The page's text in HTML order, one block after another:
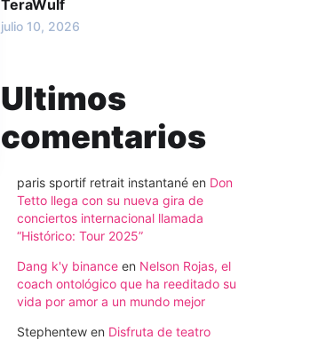
TeraWulf
julio 10, 2026
Ultimos
comentarios
paris sportif retrait instantané en Don
Tetto llega con su nueva gira de
conciertos internacional llamada
“Histórico: Tour 2025”
Dang k'y binance en Nelson Rojas, el
coach ontológico que ha reeditado su
vida por amor a un mundo mejor
Stephentew en Disfruta de teatro